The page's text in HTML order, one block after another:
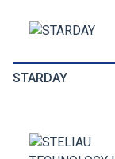
STARDAY